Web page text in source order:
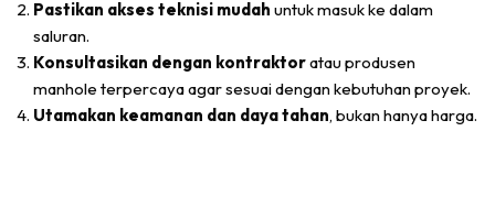
Pastikan akses teknisi mudah untuk masuk ke dalam
saluran.
Konsultasikan dengan kontraktoratau produsen
manhole terpercaya agar sesuai dengan kebutuhan proyek.
Utamakan keamanan dan daya tahan, bukan hanya harga.